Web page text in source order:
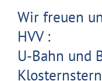
Wir freuen
HVV :
U-Bahn und